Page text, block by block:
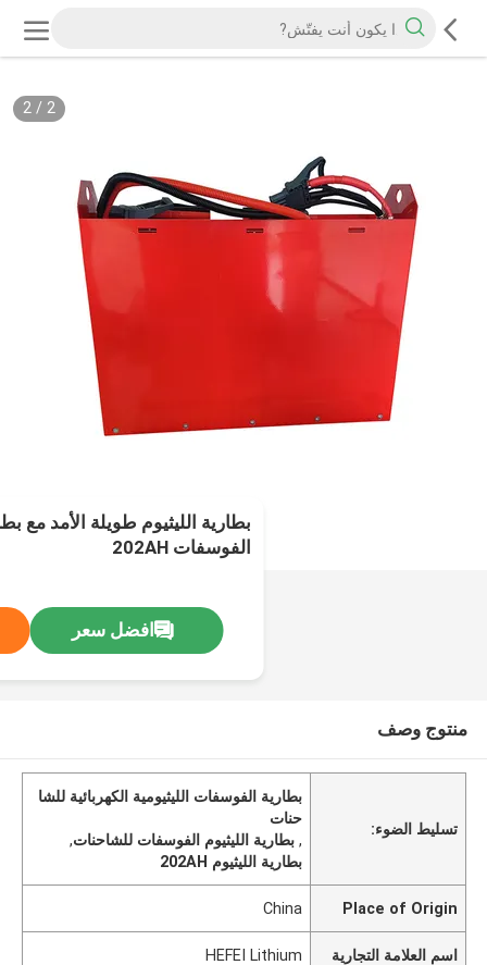
2
/
2
بطارية الليثيوم طويلة الأمد مع
الفوسفات 202AH
افضل سعر
منتوج وصف
تسليط الضوء:
بطارية الفوسفات الليثيومية الكهربائية للشا
حنات
,بطارية الليثيوم الفوسفات للشاحنات,
بطارية الليثيوم 202AH
Place of Origin
China
اسم العلامة التجارية HEFEI Lithium